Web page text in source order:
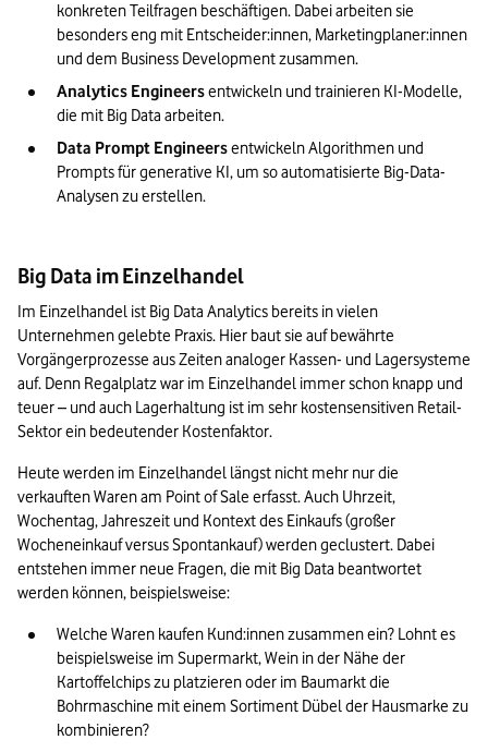
konkreten Teilfragen beschäftigen. Dabei arbeiten sie
besonders eng mit Entscheider:innen, Marketingplaner:innen
und dem Business Development zusammen.
Analytics Engineers entwickeln und trainieren KI-Modelle,
die mit Big Data arbeiten.
Data Prompt Engineers entwickeln Algorithmen und
Prompts für generative KI, um so automatisierte Big-Data-
Analysen zu erstellen.
Big Data im Einzelhandel
Im Einzelhandel ist Big Data Analytics bereits in vielen
Unternehmen gelebte Praxis. Hier baut sie auf bewährte
Vorgängerprozesse aus Zeiten analoger Kassen- und Lagersysteme
auf. Denn Regalplatz war im Einzelhandel immer schon knapp und
teuer – und auch Lagerhaltung ist im sehr kostensensitiven Retail-
Sektor ein bedeutender Kostenfaktor.
Heute werden im Einzelhandel längst nicht mehr nur die
verkauften Waren am Point of Sale erfasst. Auch Uhrzeit,
Wochentag, Jahreszeit und Kontext des Einkaufs (großer
Wocheneinkauf versus Spontankauf) werden geclustert. Dabei
entstehen immer neue Fragen, die mit Big Data beantwortet
werden können, beispielsweise:
Welche Waren kaufen Kund:innen zusammen ein? Lohnt es
beispielsweise im Supermarkt, Wein in der Nähe der
Kartoffelchips zu platzieren oder im Baumarkt die
Bohrmaschine mit einem Sortiment Dübel der Hausmarke zu
kombinieren?